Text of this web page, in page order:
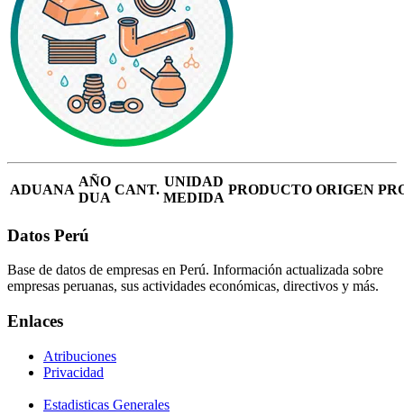
ADUANA
AÑO
DUA
CANT.
UNIDAD
MEDIDA
PRODUCTO ORIGEN
Datos Perú
Base de datos de empresas en Perú. Información actualizada sobre
empresas peruanas, sus actividades económicas, directivos y más.
Enlaces
Atribuciones
Privacidad
Estadisticas Generales